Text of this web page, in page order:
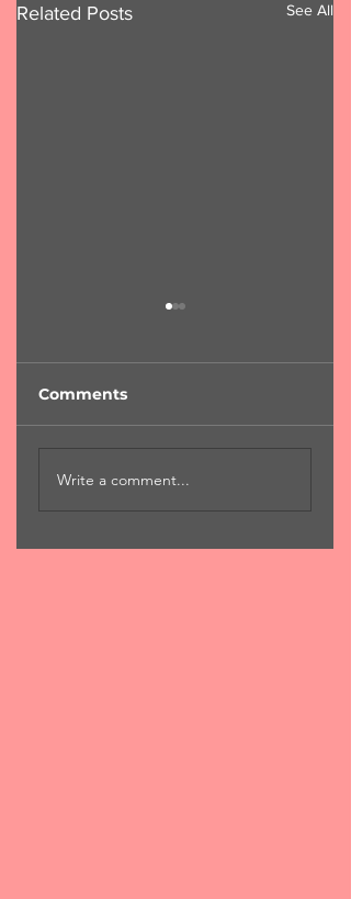
Related Posts See All
μάνα"
Comments
Write a comment...